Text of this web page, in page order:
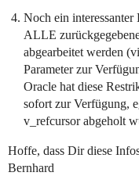
Noch ein
ALLE
abgearbeitet werden
Parameter zur
Oracle hat diese
sofort zur Verfügung,
v_refcursor abgeholt
Hoffe, dass Dir diese
Bernhard